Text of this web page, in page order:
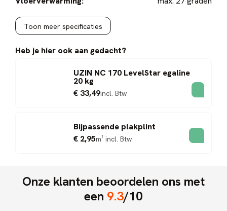
Toon meer specificaties
Heb je hier ook aan gedacht?
UZIN NC 170 LevelStar egaline
20 kg
€ 33,49incl. Btw
Bijpassende plakplint
€ 2,95m¹ incl. Btw
Onze klanten beoordelen ons met
een 9.3/10